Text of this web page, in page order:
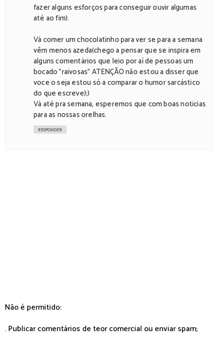
fazer alguns esforços para conseguir ouvir algumas
até ao fim).
Vá comer um chocolatinho para ver se para a semana
vêm menos azeda(chego a pensar que se inspira em
alguns comentários que leio por aí de pessoas um
bocado "raivosas" ATENÇÃO não estou a disser que
voce o seja estou só a comparar o humor sarcástico
do que escreve);)
Vá até pra semana, esperemos que com boas noticias
para as nossas orelhas.
RESPONDER
Não é permitido:
. Publicar comentários de teor comercial ou enviar spam;